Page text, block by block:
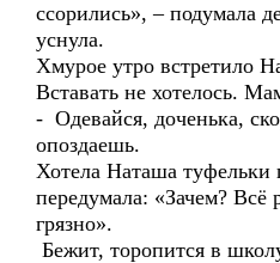
ссорились», – подумала
уснула.
Хмурое утро встретило
Вставать не хотелось.
- Одевайся, доченька,
опоздаешь.
Хотела Наташа туфельки
передумала: «Зачем? Всё
грязно».
Бежит, торопится в